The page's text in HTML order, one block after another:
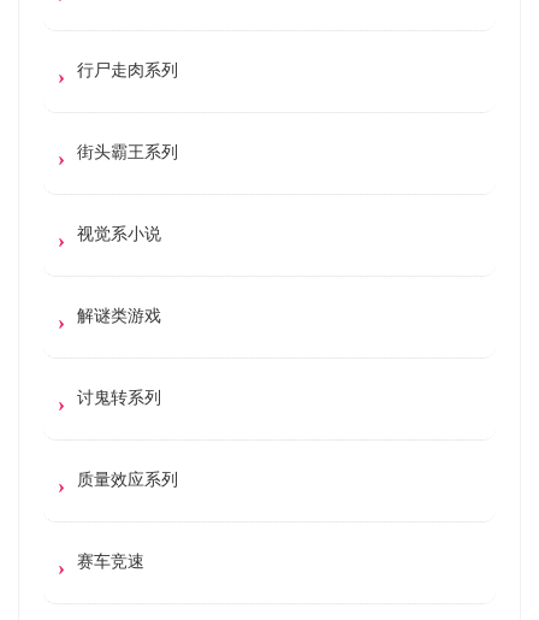
行尸走肉系列
街头霸王系列
视觉系小说
解谜类游戏
讨鬼转系列
质量效应系列
赛车竞速